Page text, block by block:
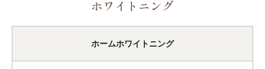
ホワイトニング
ホームホワイトニング